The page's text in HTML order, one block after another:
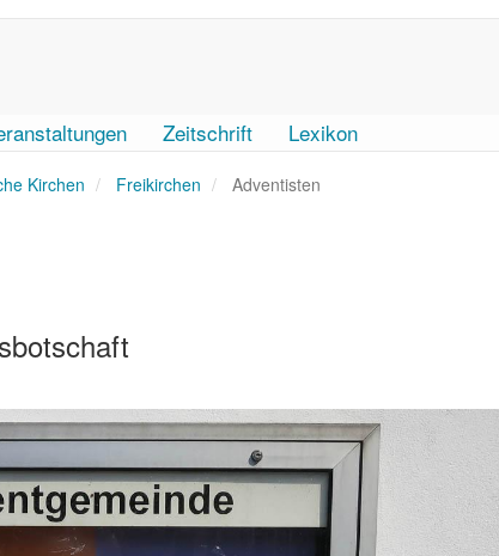
Zeitschrift Lexikon
Kirchen Freikirchen Adventisten